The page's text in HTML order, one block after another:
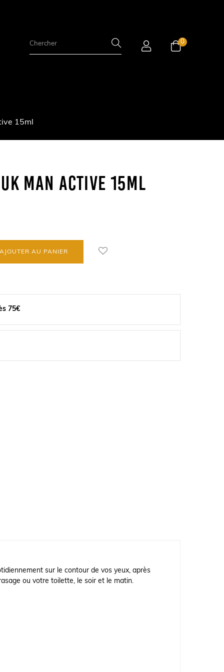
0
15ml
Man Active 15ml
AJOUTER AU PANIER
75€
sur le contour de vos yeux, après
ou votre toilette, le soir et le matin.